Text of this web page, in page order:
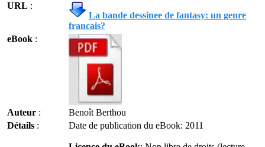
URL :
La bande dessinee de fantasy: un genre
francais?
eBook :
Auteur :
Benoît Berthou
Détails : Date de publication du eBook: 2011